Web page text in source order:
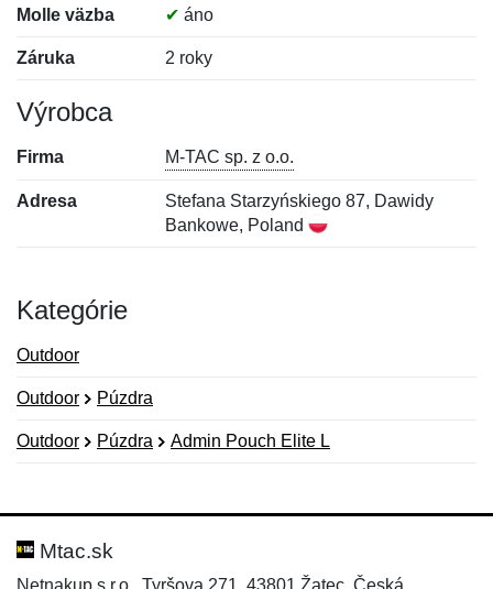
Molle väzba ✔ áno
Záruka 2 roky
Výrobca
Firma M-TAC sp. z o.o.
Adresa
Stefana Starzyńskiego 87, Dawidy
Bankowe, Poland
Kategórie
Outdoor
Outdoor Púzdra
Outdoor Púzdra Admin Pouch Elite L
Hodnotenie:
Meno:
Mtac.sk
Netnakup s.r.o., Tyršova 271, 43801 Žatec, Česká